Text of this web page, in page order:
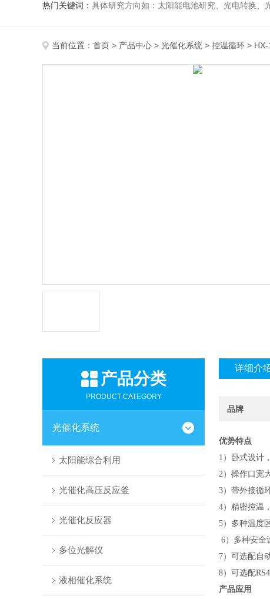
热门关键词： 具体研究方向如：太阳能电池研究、光电转换、光化学
当前位置： 首页 > 产品中心 > 光催化系统 > 控温循环 >
产品分类
PRODUCT CATEGORY
光催化系统
太阳能综合利用
光催化高压反应釜
光催化反应器
多位光解仪
液相催化系统
详细介
品牌
优势特点
1）卧式设
2）操作口宽
3）带外接循
4）精密控温
5）多种温度
6）多种安全
7）可选配自
8）可选配
产品应用